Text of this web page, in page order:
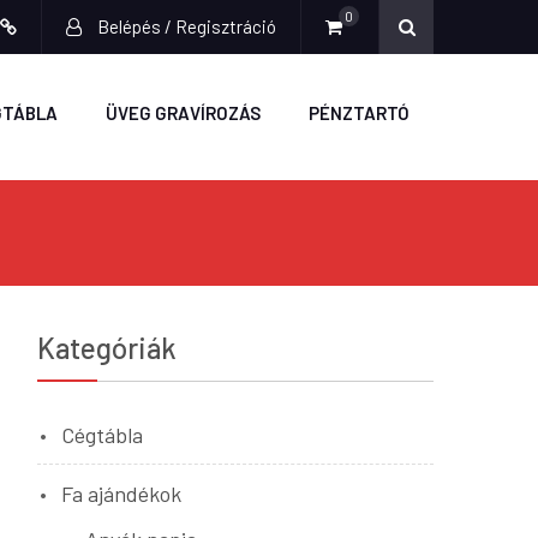
Belépés / Regisztráció 0
ÜVEG GRAVÍROZÁS PÉNZTARTÓ
Kategóriák
Cégtábla
Fa ajándékok